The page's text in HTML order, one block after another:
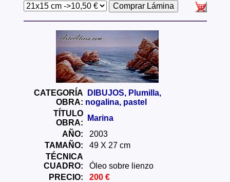
CATEGORÍA
OBRA:
DIBUJOS, Plumilla,
nogalina, pastel
TÍTULO
OBRA:
Marina
AÑO:
2003
TAMAÑO:
49 X 27 cm
TÉCNICA
CUADRO:
Óleo sobre lienzo
PRECIO:
200 €